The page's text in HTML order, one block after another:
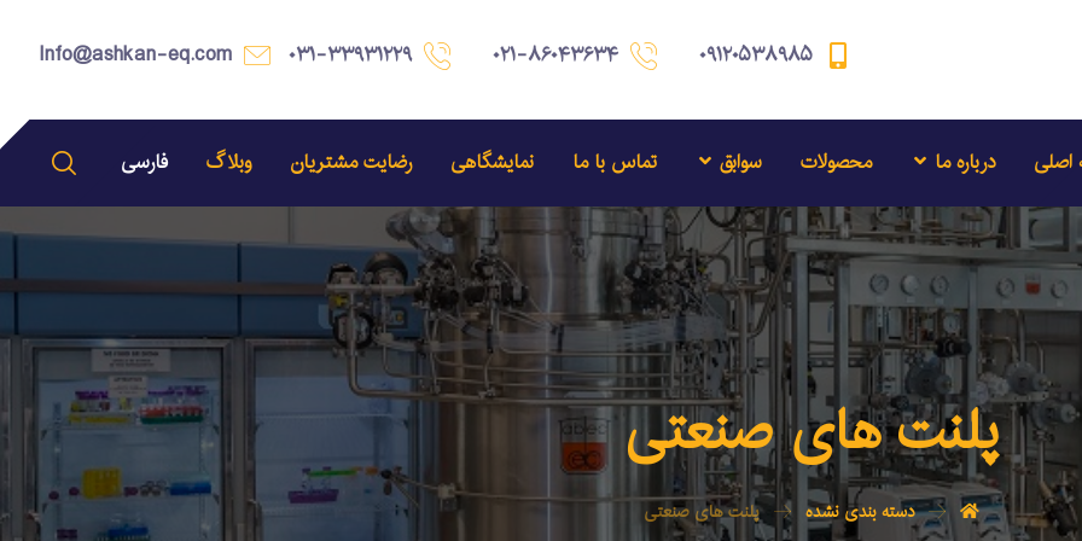
Info@ashkan-eq.com ۰۳۱-۳۳۹۳۱۲۲۹ ۰۲۱-۸۶۰۴۳۶۳۴ ۰۹۱۲۰۵۳۸۹۸۵
درباره ما محصولات سوابق تماس با ما نمایشگاهی رضایت مشتریان وبلاگ فارسی
پلنت های صنعتی
دسته بندی نشده پلنت های صنعتی